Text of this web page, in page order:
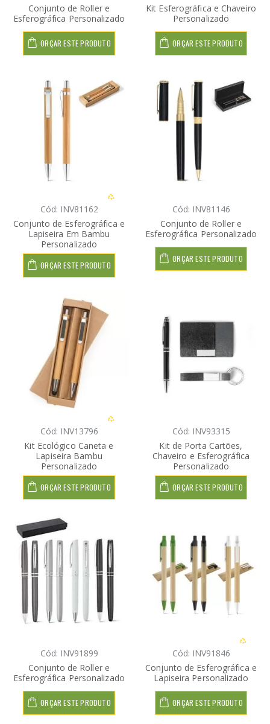
Conjunto de Roller e
Esferográfica Personalizado
ORÇAR ESTE PRODUTO
Kit Esferográfica e Chaveiro
Personalizado
ORÇAR ESTE PRODUTO
Cód: INV81162
Conjunto de Esferográfica e
Lapiseira Em Bambu
Personalizado
ORÇAR ESTE PRODUTO
Cód: INV81146
Conjunto de Roller e
Esferográfica Personalizado
ORÇAR ESTE PRODUTO
Cód: INV13796
Kit Ecológico Caneta e
Lapiseira Bambu
Personalizado
ORÇAR ESTE PRODUTO
Cód: INV93315
Kit de Porta Cartões,
Chaveiro e Esferográfica
Personalizado
ORÇAR ESTE PRODUTO
Cód: INV91899
Conjunto de Roller e
Esferográfica Personalizado
ORÇAR ESTE PRODUTO
Cód: INV91846
Conjunto de Esferográfica e
Lapiseira Personalizado
ORÇAR ESTE PRODUTO